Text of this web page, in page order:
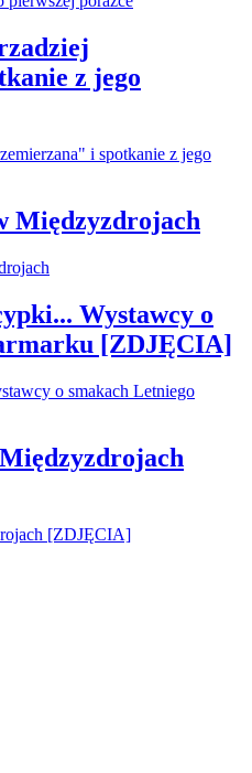
z jego
Międzyzdrojach
Wystawcy o
[ZDJĘCIA]